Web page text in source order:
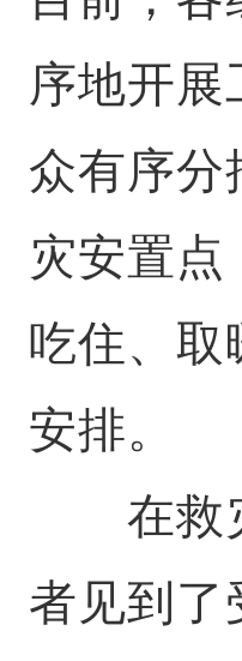
序地开展
众有序分
灾安置点
吃住、取
安排。
在救
者见到了